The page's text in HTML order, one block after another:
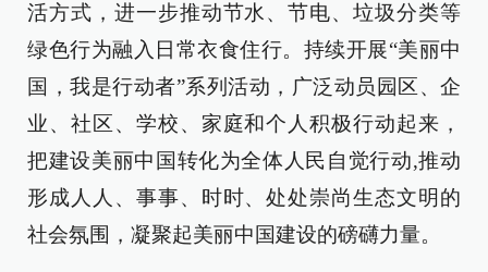
活方式，进一步推动节水、节电、垃圾分类等
绿色行为融入日常衣食住行。持续开展“美丽中
国，我是行动者”系列活动，广泛动员园区、企
业、社区、学校、家庭和个人积极行动起来，
把建设美丽中国转化为全体人民自觉行动,推动
形成人人、事事、时时、处处崇尚生态文明的
社会氛围，凝聚起美丽中国建设的磅礴力量。